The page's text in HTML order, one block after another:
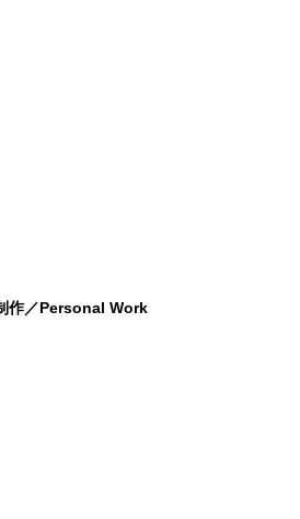
作／Personal Work